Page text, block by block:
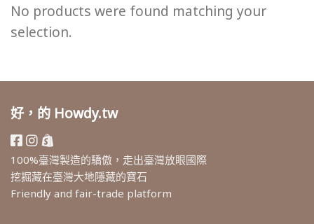
No products were found matching your
selection.
好，的 Howdy.tw
100%臺灣製造的驕傲，走出臺灣放眼國際
挖掘藏在臺灣大地隱藏的寶石
Friendly and fair-trade platform